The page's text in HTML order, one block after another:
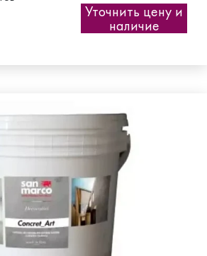
Уточнить цену и
наличие